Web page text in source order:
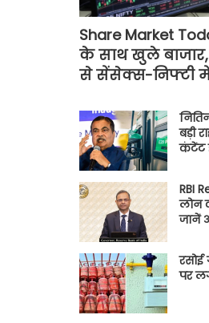
Share Market
के साथ खुले
से सेंसेक्स-निफ्टी
बड़ी
कंटेंट
RBI
लोन
जानें
रसोई
पर